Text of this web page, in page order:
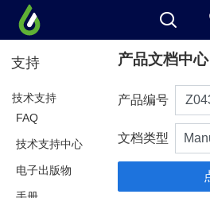
支持
技术支持
FAQ
技术支持中心
电子出版物
产品文档中心
产品编号
文档类型